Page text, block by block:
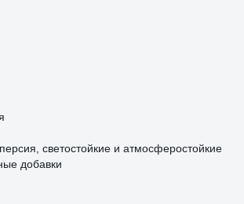
светостойкие и атмосферостойкие
добавки